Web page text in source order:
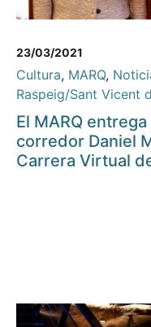
23/03/2021
Cultura, MARQ,
Raspeig/Sant Vicent
El MARQ
corredor Daniel
Carrera Virtual